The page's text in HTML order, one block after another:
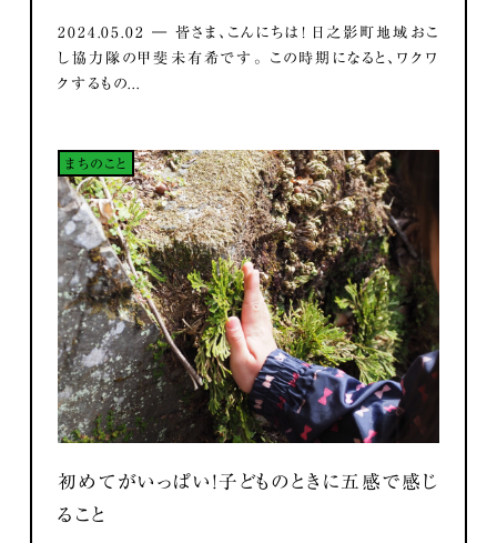
2024.05.02 ― 皆さま、こんにちは！ 日之影町地域おこ
し協力隊の甲斐未有希です。 この時期になると、ワクワ
クするもの...
まちのこと
初めてがいっぱい！子どものときに五感で感じ
ること